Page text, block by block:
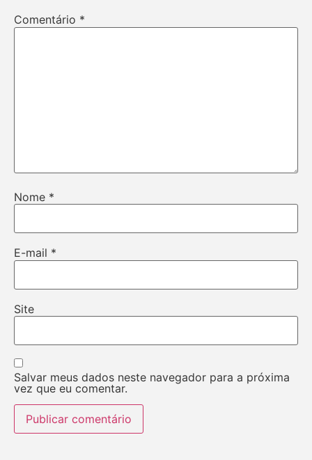
Comentário *
Nome *
E-mail *
Site
Salvar meus dados neste navegador para a próxima
vez que eu comentar.